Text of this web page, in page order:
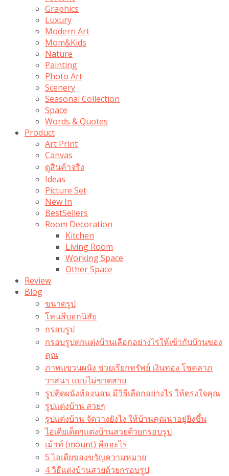
Graphics
Luxury
Modern Art
Mom&Kids
Nature
Painting
Photo Art
Scenery
Seasonal Collection
Space
Words & Quotes
Product
Art Print
Canvas
ดูสินค้าจริง
Ideas
Picture Set
New In
BestSellers
Room Decoration
Kitchen
Living Room
Working Space
Other Space
Review
Blog
ขนาดรูป
โทนสีบอกนิสัย
กรอบรูป
กรอบรูปตกแต่งบ้านเลือกอย่างไรให้เข้ากับบ้านของ
คุณ
ภาพแขวนผนัง ช่วยเรียกทรัพย์ เงินทอง โชคลาภ
วาสนา แบบไม่ขาดสาย
รูปติดผนังห้องนอน มีวิธีเลือกอย่างไร ให้ตรงใจคุณ
รูปแต่งบ้าน สวยๆ
รูปแต่งบ้าน จัดวางยังไง ให้บ้านคุณน่าอยู่ยิ่งขึ้น
ไอเดียเด็ดๆแต่งบ้านสวยด้วยกรอบรูป
เม้าท์ (mount) คืออะไร​
5 ไอเดียของขวัญความหมาย
4 วิธีแต่งบ้านสวยด้วยกรอบรูป